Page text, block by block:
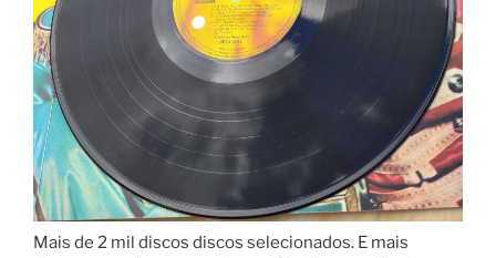
Mais de 2 mil discos discos selecionados. E mais